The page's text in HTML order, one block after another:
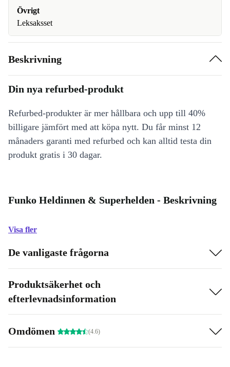
Övrigt
Leksaksset
Beskrivning
Din nya refurbed-produkt
Refurbed-produkter är mer hållbara och upp till 40%
billigare jämfört med att köpa nytt. Du får minst 12
månaders garanti med refurbed och kan alltid testa din
produkt gratis i 30 dagar.
Funko Heldinnen & Superhelden - Beskrivning
Visa fler
De vanligaste frågorna
Produktsäkerhet och
efterlevnadsinformation
Omdömen (4.6)